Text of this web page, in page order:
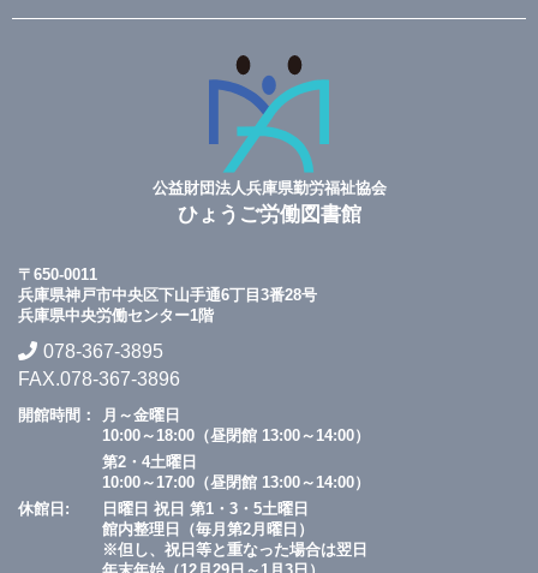
公益財団法人兵庫県勤労福祉協会
ひょうご労働図書館
〒650-0011
兵庫県神戸市中央区下山手通6丁目3番28号
兵庫県中央労働センター1階
078-367-3895
FAX.078-367-3896
開館時間：
月～金曜日
10:00～18:00（昼閉館 13:00～14:00）
第2・4土曜日
10:00～17:00（昼閉館 13:00～14:00）
休館日:
日曜日 祝日 第1・3・5土曜日
館内整理日（毎月第2月曜日）
※但し、祝日等と重なった場合は翌日